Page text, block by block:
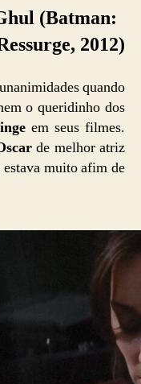
(Batman:
2012)
quando
o queridinho dos
em seus filmes.
de melhor atriz
estava muito afim de